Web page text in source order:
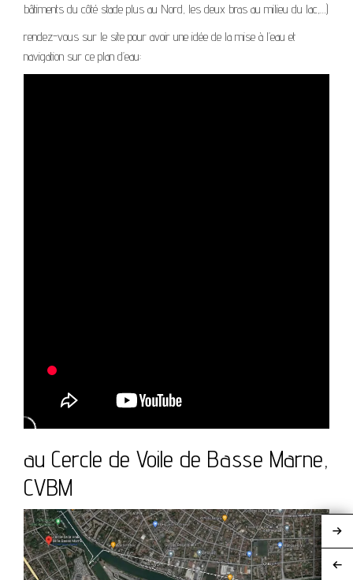
bâtiments du côté stade plus au Nord, les deux bras au milieu du lac,…)
rendez-vous sur le site pour avoir une idée de la mise à l’eau et
navigation sur ce plan d’eau:
au Cercle de Voile de Basse Marne,
CVBM